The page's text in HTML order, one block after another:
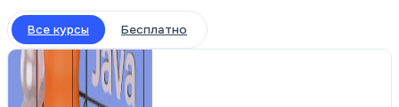
Все курсы Бесплатно